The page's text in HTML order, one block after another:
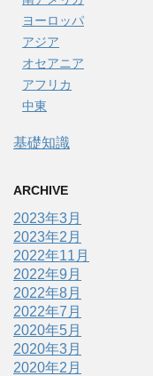
ヨーロッパ
アジア
オセアニア
アフリカ
中東
基礎知識
ARCHIVE
2023年3月
2023年2月
2022年11月
2022年9月
2022年8月
2022年7月
2020年5月
2020年3月
2020年2月